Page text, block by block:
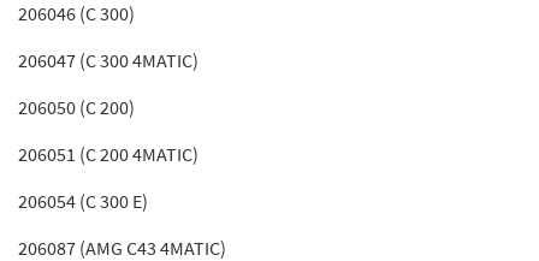
206046 (C 300)
206047 (C 300 4MATIC)
206050 (C 200)
206051 (C 200 4MATIC)
206054 (C 300 E)
206087 (AMG C43 4MATIC)